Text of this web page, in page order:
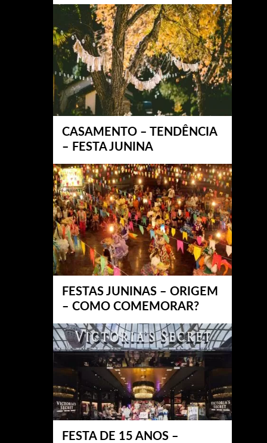
CASAMENTO – TENDÊNCIA
– FESTA JUNINA
FESTAS JUNINAS – ORIGEM
– COMO COMEMORAR?
FESTA DE 15 ANOS –